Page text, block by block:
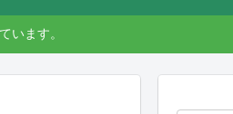
います。